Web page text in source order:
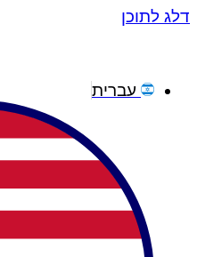
דלג לתוכן
עברית